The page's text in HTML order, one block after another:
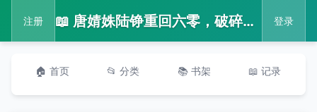
注册 📖 唐婧姝陆铮重回六零，破碎的我决定拼了！热门小说txt_重回六零，破碎的我决定拼了！唐婧姝陆铮最新章节阅读 登录
🏠 首页 📂 分类 📚 书架 📖 记录